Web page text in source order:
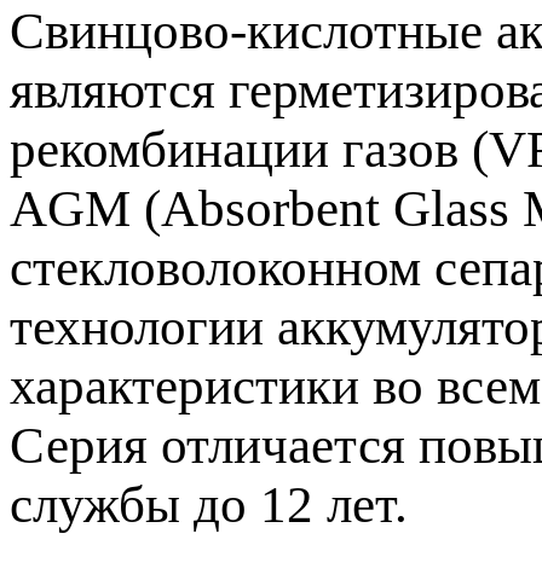
Свинцово-кислотные
являются
рекомбинации газов
AGM (Absorbent Glass
стекловолоконном
технологии
характеристики во
Серия отличается
службы до 12 лет.